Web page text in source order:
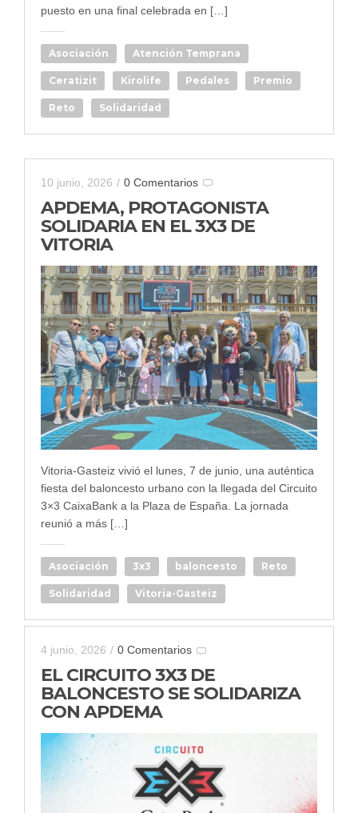
puesto en una final celebrada en […]
Asociación Atención Temprana
Ceratizit Kirolife Pedales Premio
Reto Solidaridad
10 junio, 2026 / 0 Comentarios
APDEMA, PROTAGONISTA
SOLIDARIA EN EL 3X3 DE
VITORIA
Vitoria-Gasteiz vivió el lunes, 7 de junio, una auténtica
fiesta del baloncesto urbano con la llegada del Circuito
3×3 CaixaBank a la Plaza de España. La jornada
reunió a más […]
Asociación 3x3 baloncesto Reto
Solidaridad Vitoria-Gasteiz
4 junio, 2026 / 0 Comentarios
EL CIRCUITO 3X3 DE
BALONCESTO SE SOLIDARIZA
CON APDEMA